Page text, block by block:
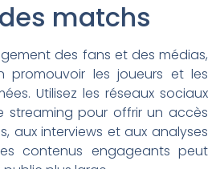
matchs
des fans et des médias,
promouvoir les joueurs et les
Utilisez les réseaux sociaux
streaming pour offrir un accès
aux interviews et aux analyses
contenus engageants peut